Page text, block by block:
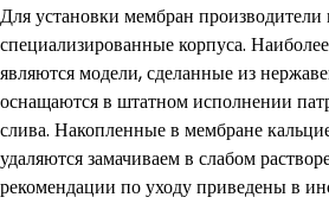
Для установки мембран производители
специализированные корпуса.
являются модели, сделанные из
оснащаются в штатном исполнении
слива. Накопленные в мембране
удаляются замачиваем в слабом
рекомендации по уходу приведены в